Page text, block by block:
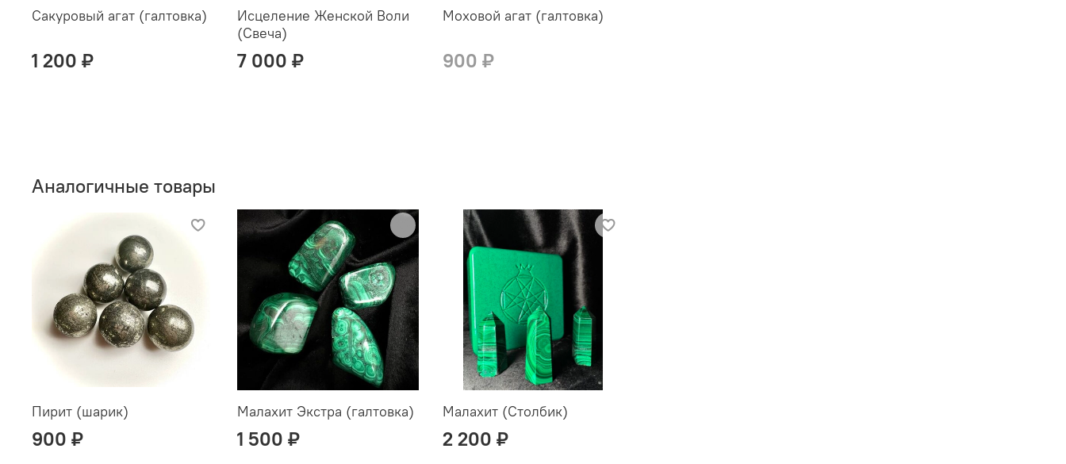
Сакуровый агат (галтовка)
1 200 ₽
Исцеление Женской Воли
(Свеча)
7 000 ₽
Моховой агат (галтовка)
900 ₽
Аналогичные товары
Пирит (шарик)
900 ₽
Малахит Экстра (галтовка)
1 500 ₽
Малахит (Столбик)
2 200 ₽